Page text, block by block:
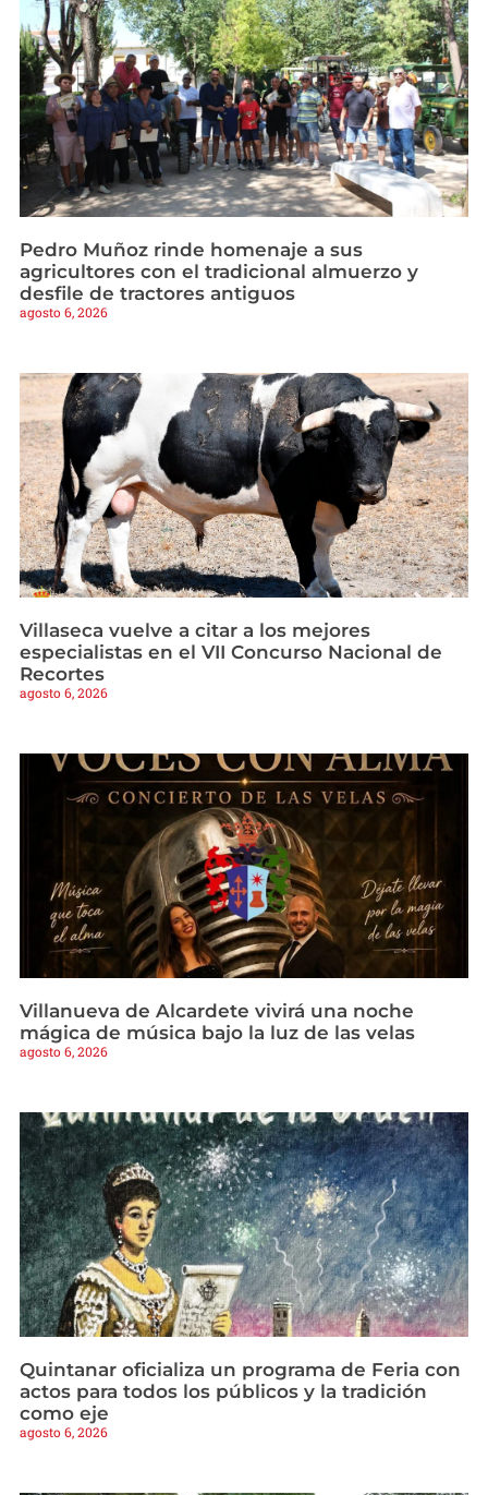
Pedro Muñoz rinde homenaje a sus
agricultores con el tradicional almuerzo y
desfile de tractores antiguos
agosto 6, 2026
Villaseca vuelve a citar a los mejores
especialistas en el VII Concurso Nacional de
Recortes
agosto 6, 2026
Villanueva de Alcardete vivirá una noche
mágica de música bajo la luz de las velas
agosto 6, 2026
Quintanar oficializa un programa de Feria con
actos para todos los públicos y la tradición
como eje
agosto 6, 2026